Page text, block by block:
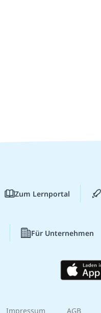
Zum Lernportal
Für Unternehmen
Impressum AGB